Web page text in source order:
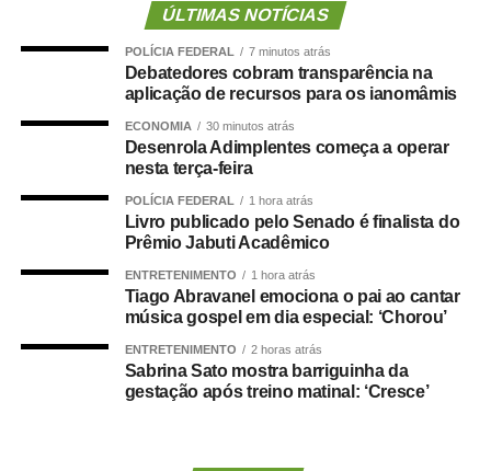
de pacientes e desafogar as UPAs.
destacou que os resultados refletem o fortalecimento da
rede pública de saúde.
“Os números demonstram que o Hospital Municipal de
Cuiabá cumpre um papel essencial na organização da
nossa rede de urgência e emergência. Ser responsável
por praticamente metade das transferências das UPAs
significa garantir acesso mais rápido à internação,
desafogar as unidades de pronto atendimento e oferecer
um cuidado mais resolutivo à população. Nosso
compromisso é continuar fortalecendo a rede municipal
com planejamento, investimentos e ampliação da
capacidade assistencial”, afirmou.
Liderança nas internações em enfermaria
O desempenho do HMC torna-se ainda mais expressivo
ÚLTIMAS NOTÍCIAS
POLÍCIA FEDERAL 7 minutos atrás
Debatedores cobram transparência na
aplicação de recursos para os ianomâmis
ECONOMIA 30 minutos atrás
Desenrola Adimplentes começa a operar
nesta terça-feira
POLÍCIA FEDERAL 1 hora atrás
Livro publicado pelo Senado é finalista do
Prêmio Jabuti Acadêmico
ENTRETENIMENTO 1 hora atrás
Tiago Abravanel emociona o pai ao cantar
música gospel em dia especial: ‘Chorou’
ENTRETENIMENTO 2 horas atrás
Sabrina Sato mostra barriguinha da
gestação após treino matinal: ‘Cresce’